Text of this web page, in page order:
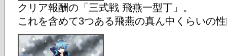
クリア報酬の「三式戦 飛燕一型丁」。
これを含めて3つある飛燕の真ん中くらいの